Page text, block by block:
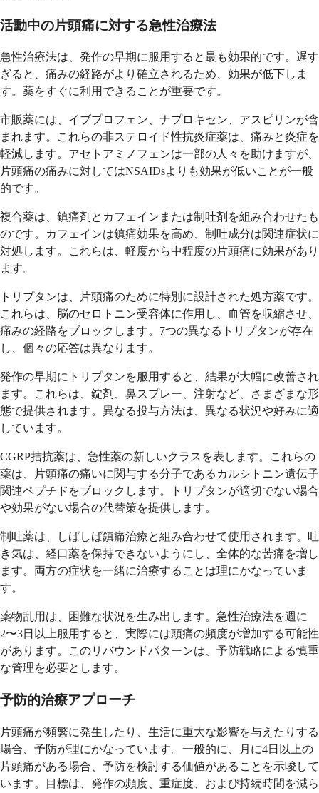
活動中の片頭痛に対する急性治療法
急性治療法は、発作の早期に服用すると最も効果的です。遅す
ぎると、痛みの経路がより確立されるため、効果が低下しま
す。薬をすぐに利用できることが重要です。
市販薬には、イブプロフェン、ナプロキセン、アスピリンが含
まれます。これらの非ステロイド性抗炎症薬は、痛みと炎症を
軽減します。アセトアミノフェンは一部の人々を助けますが、
片頭痛の痛みに対してはNSAIDsよりも効果が低いことが一般
的です。
複合薬は、鎮痛剤とカフェインまたは制吐剤を組み合わせたも
のです。カフェインは鎮痛効果を高め、制吐成分は関連症状に
対処します。これらは、軽度から中程度の片頭痛に効果があり
ます。
トリプタンは、片頭痛のために特別に設計された処方薬です。
これらは、脳のセロトニン受容体に作用し、血管を収縮させ、
痛みの経路をブロックします。7つの異なるトリプタンが存在
し、個々の応答は異なります。
発作の早期にトリプタンを服用すると、結果が大幅に改善され
ます。これらは、錠剤、鼻スプレー、注射など、さまざまな形
態で提供されます。異なる投与方法は、異なる状況や好みに適
しています。
CGRP拮抗薬は、急性薬の新しいクラスを表します。これらの
薬は、片頭痛の痛いに関与する分子であるカルシトニン遺伝子
関連ペプチドをブロックします。トリプタンが適切でない場合
や効果がない場合の代替策を提供します。
制吐薬は、しばしば鎮痛治療と組み合わせて使用されます。吐
き気は、経口薬を保持できないようにし、全体的な苦痛を増し
ます。両方の症状を一緒に治療することは理にかなっていま
す。
薬物乱用は、困難な状況を生み出します。急性治療法を週に
2〜3日以上服用すると、実際には頭痛の頻度が増加する可能性
があります。このリバウンドパターンは、予防戦略による慎重
な管理を必要とします。
予防的治療アプローチ
片頭痛が頻繁に発生したり、生活に重大な影響を与えたりする
場合、予防が理にかなっています。一般的に、月に4日以上の
片頭痛がある場合、予防を検討する価値があることを示唆して
います。目標は、発作の頻度、重症度、および持続時間を減ら